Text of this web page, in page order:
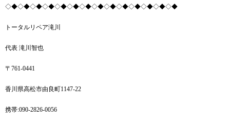
◇◆◇◆◇◆◇◆◇◆◇◆◇◆◇◆◇◆◇◆◇◆◇◆◇◆◇◆
トータルリペア滝川
代表 滝川智也
〒761-0441
香川県高松市由良町1147-22
携帯:090-2826-0056